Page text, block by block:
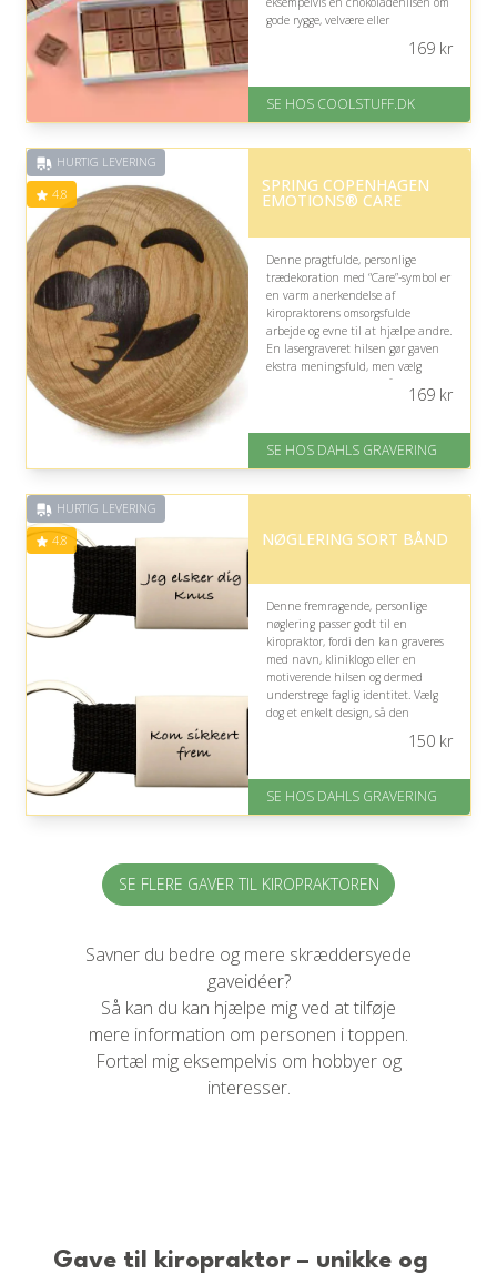
gode rygge, velvære eller
På lager
Levering: Standard leveringstid
Fremragende Trustpilot rating
169kr
SE HOS COOLSTUFF.DK
HURTIG LEVERING
4.8 SPRING COPENHAGEN
EMOTIONS® CARE
Denne pragtfulde, personlige
trædekoration med “Care”-symbol er
en varm anerkendelse af
kiropraktorens omsorgsfulde
arbejde og evne til at hjælpe andre.
En lasergraveret hilsen gør gaven
ekstra meningsfuld, men vælg
teksten med omtanke, så den
afspejler modtagerens professionelle
På lager
Levering: 2-3 dage
Fremragende Trustpilot rating
169kr
SE HOS DAHLS GRAVERING
HURTIG LEVERING
4.8 NØGLERING SORT BÅND
Denne fremragende, personlige
nøglering passer godt til en
kiropraktor, fordi den kan graveres
med navn, kliniklogo eller en
motiverende hilsen og dermed
understrege faglig identitet. Vælg
dog et enkelt design, så den
På lager
Levering: 2-3 dage
150kr
SE HOS DAHLS GRAVERING
SE FLERE GAVER TIL KIROPRAKTOREN
Savner du bedre og mere skræddersyede
gaveidéer?
Så kan du kan hjælpe mig ved at tilføje
mere information om personen i toppen.
Fortæl mig eksempelvis om hobbyer og
interesser.
Gave til kiropraktor – unikke og